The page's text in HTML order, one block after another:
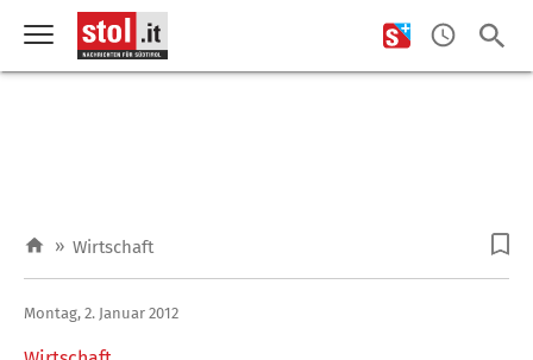
» Wirtschaft
Montag, 2. Januar 2012